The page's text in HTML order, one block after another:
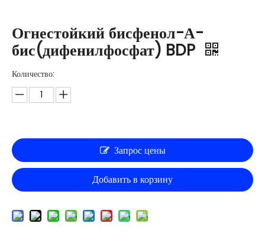
Огнестойкий бисфенол-А-
бис(дифенилфосфат) BDP
Количество:
Запрос цены
Добавить в корзину